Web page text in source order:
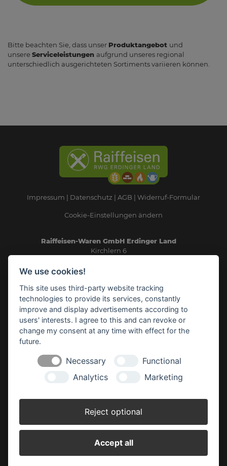
Bitte beachten Sie, dass unser Produktangebot und
unsere Serviceleistungen aufgrund unseres regional
unterschiedlich ausgerichteten Sortiments variieren können.
Impressum Datenschutz AGB Widerruf-Formular
Cookie-Einstellungen ändern
Raiffeisen-Waren GmbH Erdinger Land
Kirchlern 6
E-Mail:info(at)rwg-erdinger-land.de
SICHERHEITSDATENBLÄTTER
RWG HEIZÖL-BÖRSE
HINWEISE VIDEOÜBERWACHUNG
We use cookies!
This site uses third-party website tracking
technologies to provide its services, constantly
improve and display advertisements according to
users' interests. I agree to this and can revoke or
change my consent at any time with effect for the
future.
Necessary
Functional
Analytics
Marketing
Reject optional
Accept all